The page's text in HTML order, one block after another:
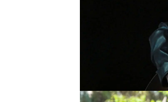
El
Esta
de
de